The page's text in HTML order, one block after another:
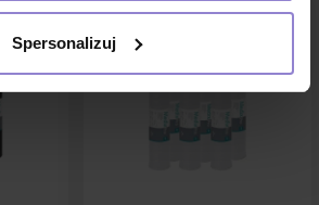
Spersonalizuj